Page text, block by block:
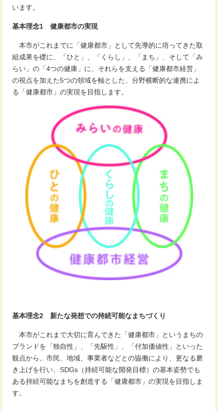
います。
基本理念1 健康都市の実現
本市がこれまでに「健康都市」として先導的に培ってきた取
組成果を礎に、「ひと」、「くらし」、「まち」、そして「み
らい」の「4つの健康」に、それらを支える「健康都市経営」
の視点を加えた5つの領域を軸とした、分野横断的な連携によ
る「健康都市」の実現を目指します。
基本理念2 新たな発想での持続可能なまちづくり
本市がこれまで大切に育んできた「健康都市」というまちの
ブランドを「独自性」、「先駆性」、「付加価値性」といった
観点から、市民、地域、事業者などとの協働により、更なる磨
き上げを行い、SDGs（持続可能な開発目標）の基本姿勢でも
ある持続可能なまちを創造する「健康都市」の実現を目指しま
す。